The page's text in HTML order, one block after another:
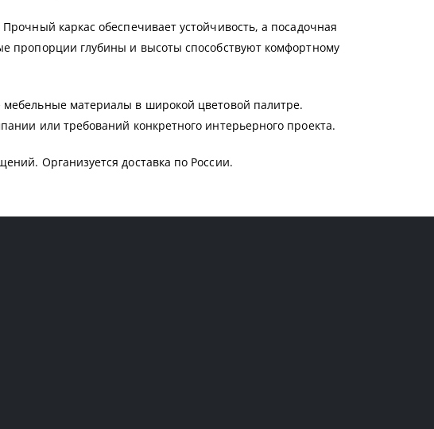
каркас обеспечивает устойчивость, а посадочная
пропорции глубины и высоты способствуют комфортному
материалы в широкой цветовой палитре.
или требований конкретного интерьерного проекта.
Организуется доставка по России.